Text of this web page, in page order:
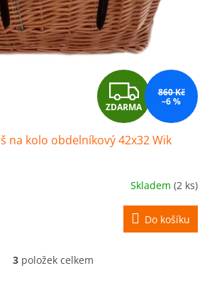
Z
D
A
R
M
A
ZDARMA
860 Kč
–6 %
na kolo obdelníkový 42x32 Wik
Skladem (2 ks)
Do košíku
O
3 položek celkem